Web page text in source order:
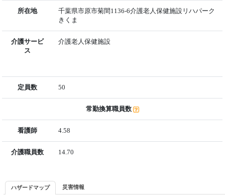
所在地
千葉県市原市菊間1136-6介護老人保健施設リハパーク
きくま
介護サービ
ス
介護老人保健施設
定員数 50
常勤換算職員数
看護師 4.58
介護職員数 14.70
ハザードマップ 災害情報